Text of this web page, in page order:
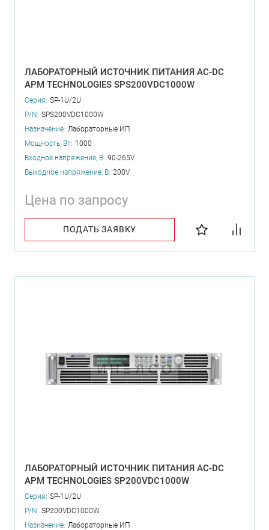
ЛАБОРАТОРНЫЙ ИСТОЧНИК ПИТАНИЯ AC-DC
APM TECHNOLOGIES SPS200VDC1000W
Серия: SP-1U/2U
P/N: SPS200VDC1000W
Назначение: Лабораторные ИП
Мощность, Вт: 1000
Входное напряжение, В: 90-265V
Выходное напряжение, В: 200V
Цена по запросу
ПОДАТЬ ЗАЯВКУ
ЛАБОРАТОРНЫЙ ИСТОЧНИК ПИТАНИЯ AC-DC
APM TECHNOLOGIES SP200VDC1000W
Серия: SP-1U/2U
P/N: SP200VDC1000W
Назначение: Лабораторные ИП